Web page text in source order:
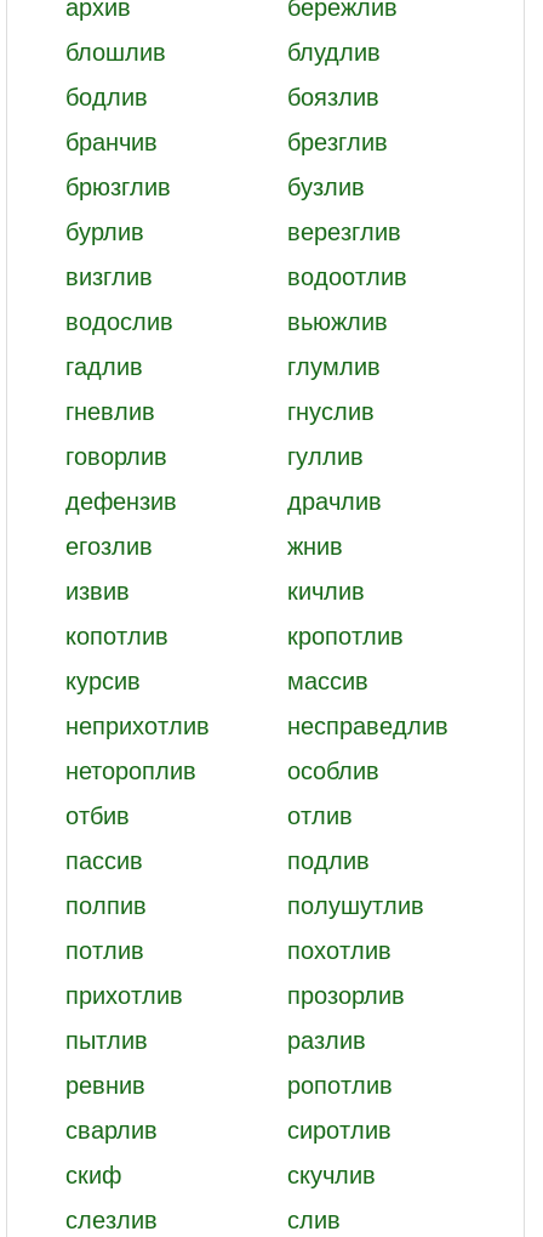
блошлив
блудлив
бодлив
боязлив
бранчив
брезглив
брюзглив
бузлив
бурлив
верезглив
визглив
водоотлив
водослив
вьюжлив
гадлив
глумлив
гневлив
гнуслив
говорлив
гуллив
дефензив
драчлив
егозлив
жнив
извив
кичлив
копотлив
кропотлив
курсив
массив
неприхотлив
несправедлив
нетороплив
особлив
отбив
отлив
пассив
подлив
полпив
полушутлив
потлив
похотлив
прихотлив
прозорлив
пытлив
разлив
ревнив
ропотлив
сварлив
сиротлив
скиф
скучлив
слезлив
слив